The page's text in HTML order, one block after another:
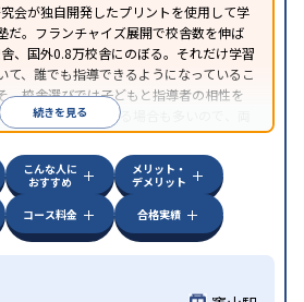
会が独自開発したプリントを使用して学
だ。フランチャイズ展開で校舎数を伸ば
、国外0.8万校舎にのぼる。それだけ学習
て、誰でも指導できるようになっているこ
、校舎選びでは子どもと指導者の相性を
る。近所に2校舎ある場合も多いので、両
ススメする。
続きを見る
こんな人に
おすすめ
メリット・
デメリット
コース料金 合格実績